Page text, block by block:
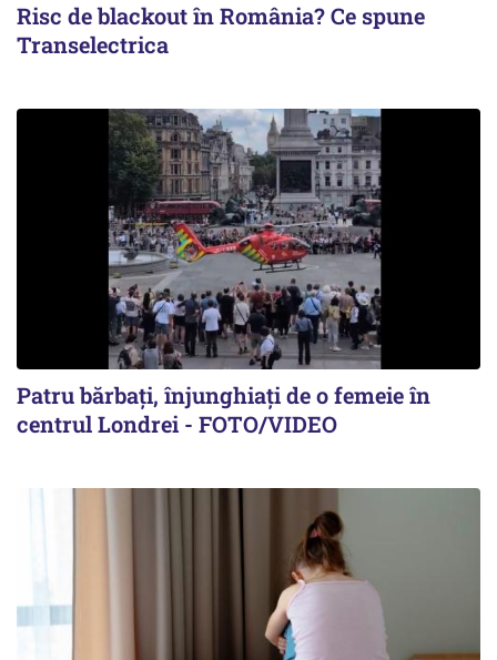
Risc de blackout în România? Ce spune
Transelectrica
Patru bărbați, înjunghiați de o femeie în
centrul Londrei - FOTO/VIDEO